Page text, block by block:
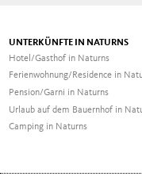
UNTERKÜNFTE IN NATURNS
Hotel/Gasthof in Naturns
Ferienwohnung/Residence in
Pension/Garni in Naturns
Urlaub auf dem Bauernhof in
Camping in Naturns